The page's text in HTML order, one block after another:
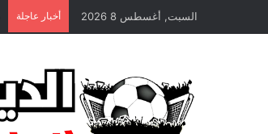
السبت, أغسطس 8 2026 أخبار عاجلة